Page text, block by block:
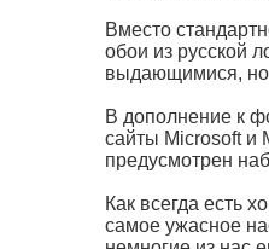
Вместо
обои из русской
выдающимися, но
В дополнение к
сайты Microsoft и
предусмотрен
Как всегда есть
самое ужасное